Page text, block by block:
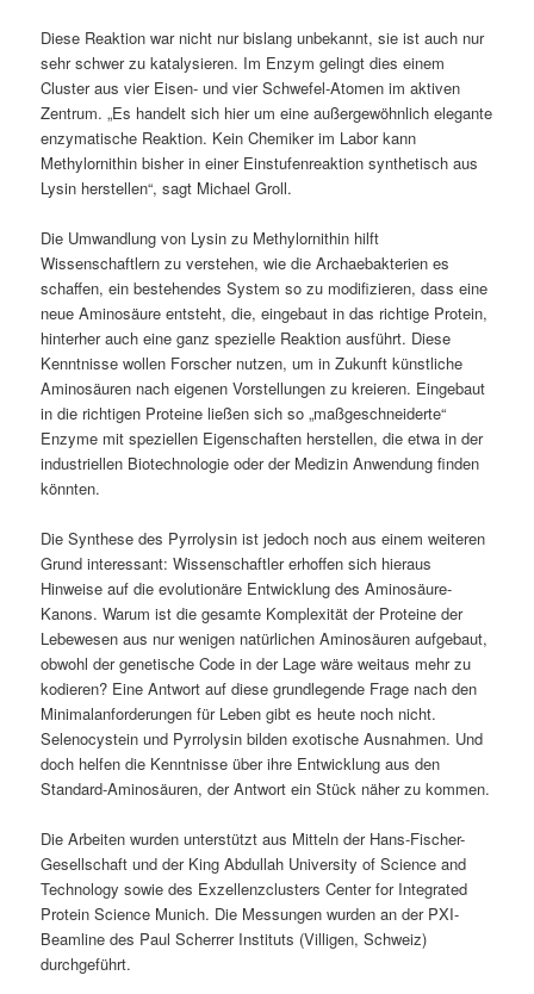
Diese Reaktion war nicht nur bislang unbekannt, sie ist auch nur
sehr schwer zu katalysieren. Im Enzym gelingt dies einem
Cluster aus vier Eisen- und vier Schwefel-Atomen im aktiven
Zentrum. „Es handelt sich hier um eine außergewöhnlich elegante
enzymatische Reaktion. Kein Chemiker im Labor kann
Methylornithin bisher in einer Einstufenreaktion synthetisch aus
Lysin herstellen“, sagt Michael Groll.
Die Umwandlung von Lysin zu Methylornithin hilft
Wissenschaftlern zu verstehen, wie die Archaebakterien es
schaffen, ein bestehendes System so zu modifizieren, dass eine
neue Aminosäure entsteht, die, eingebaut in das richtige Protein,
hinterher auch eine ganz spezielle Reaktion ausführt. Diese
Kenntnisse wollen Forscher nutzen, um in Zukunft künstliche
Aminosäuren nach eigenen Vorstellungen zu kreieren. Eingebaut
in die richtigen Proteine ließen sich so „maßgeschneiderte“
Enzyme mit speziellen Eigenschaften herstellen, die etwa in der
industriellen Biotechnologie oder der Medizin Anwendung finden
könnten.
Die Synthese des Pyrrolysin ist jedoch noch aus einem weiteren
Grund interessant: Wissenschaftler erhoffen sich hieraus
Hinweise auf die evolutionäre Entwicklung des Aminosäure-
Kanons. Warum ist die gesamte Komplexität der Proteine der
Lebewesen aus nur wenigen natürlichen Aminosäuren aufgebaut,
obwohl der genetische Code in der Lage wäre weitaus mehr zu
kodieren? Eine Antwort auf diese grundlegende Frage nach den
Minimalanforderungen für Leben gibt es heute noch nicht.
Selenocystein und Pyrrolysin bilden exotische Ausnahmen. Und
doch helfen die Kenntnisse über ihre Entwicklung aus den
Standard-Aminosäuren, der Antwort ein Stück näher zu kommen.
Die Arbeiten wurden unterstützt aus Mitteln der Hans-Fischer-
Gesellschaft und der King Abdullah University of Science and
Technology sowie des Exzellenzclusters Center for Integrated
Protein Science Munich. Die Messungen wurden an der PXI-
Beamline des Paul Scherrer Instituts (Villigen, Schweiz)
durchgeführt.